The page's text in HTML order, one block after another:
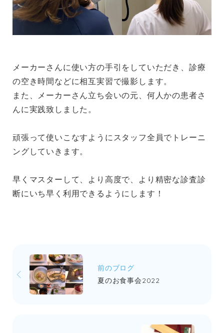
メーカーさんに使い方の手引をしていただき、診療
の空き時間などに相互実習で撮影します。
また、メーカーさん立ち会いの元、何人かの患者さ
んに実践致しました。
頑張って使いこなすようにスタッフ全員でトレーニ
ングしていきます。
早くマスターして、より高度で、より精密な診査診
断にいち早く利用できるようにします！
前のブログ
夏のお食事会2022